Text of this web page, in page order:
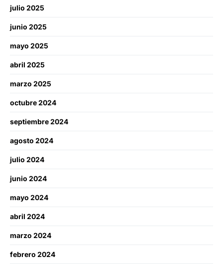
julio 2025
junio 2025
mayo 2025
abril 2025
marzo 2025
octubre 2024
septiembre 2024
agosto 2024
julio 2024
junio 2024
mayo 2024
abril 2024
marzo 2024
febrero 2024